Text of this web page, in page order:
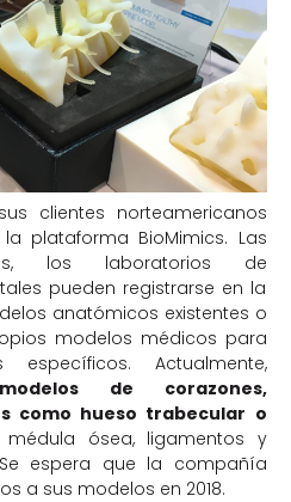
clientes norteamericanos
plataforma BioMimics. Las
los laboratorios de
pueden registrarse en la
anatómicos existentes o
modelos médicos para
Actualmente,
de corazones,
como hueso trabecular o
ósea, ligamentos y
espera que la compañía
a sus modelos en 2018.